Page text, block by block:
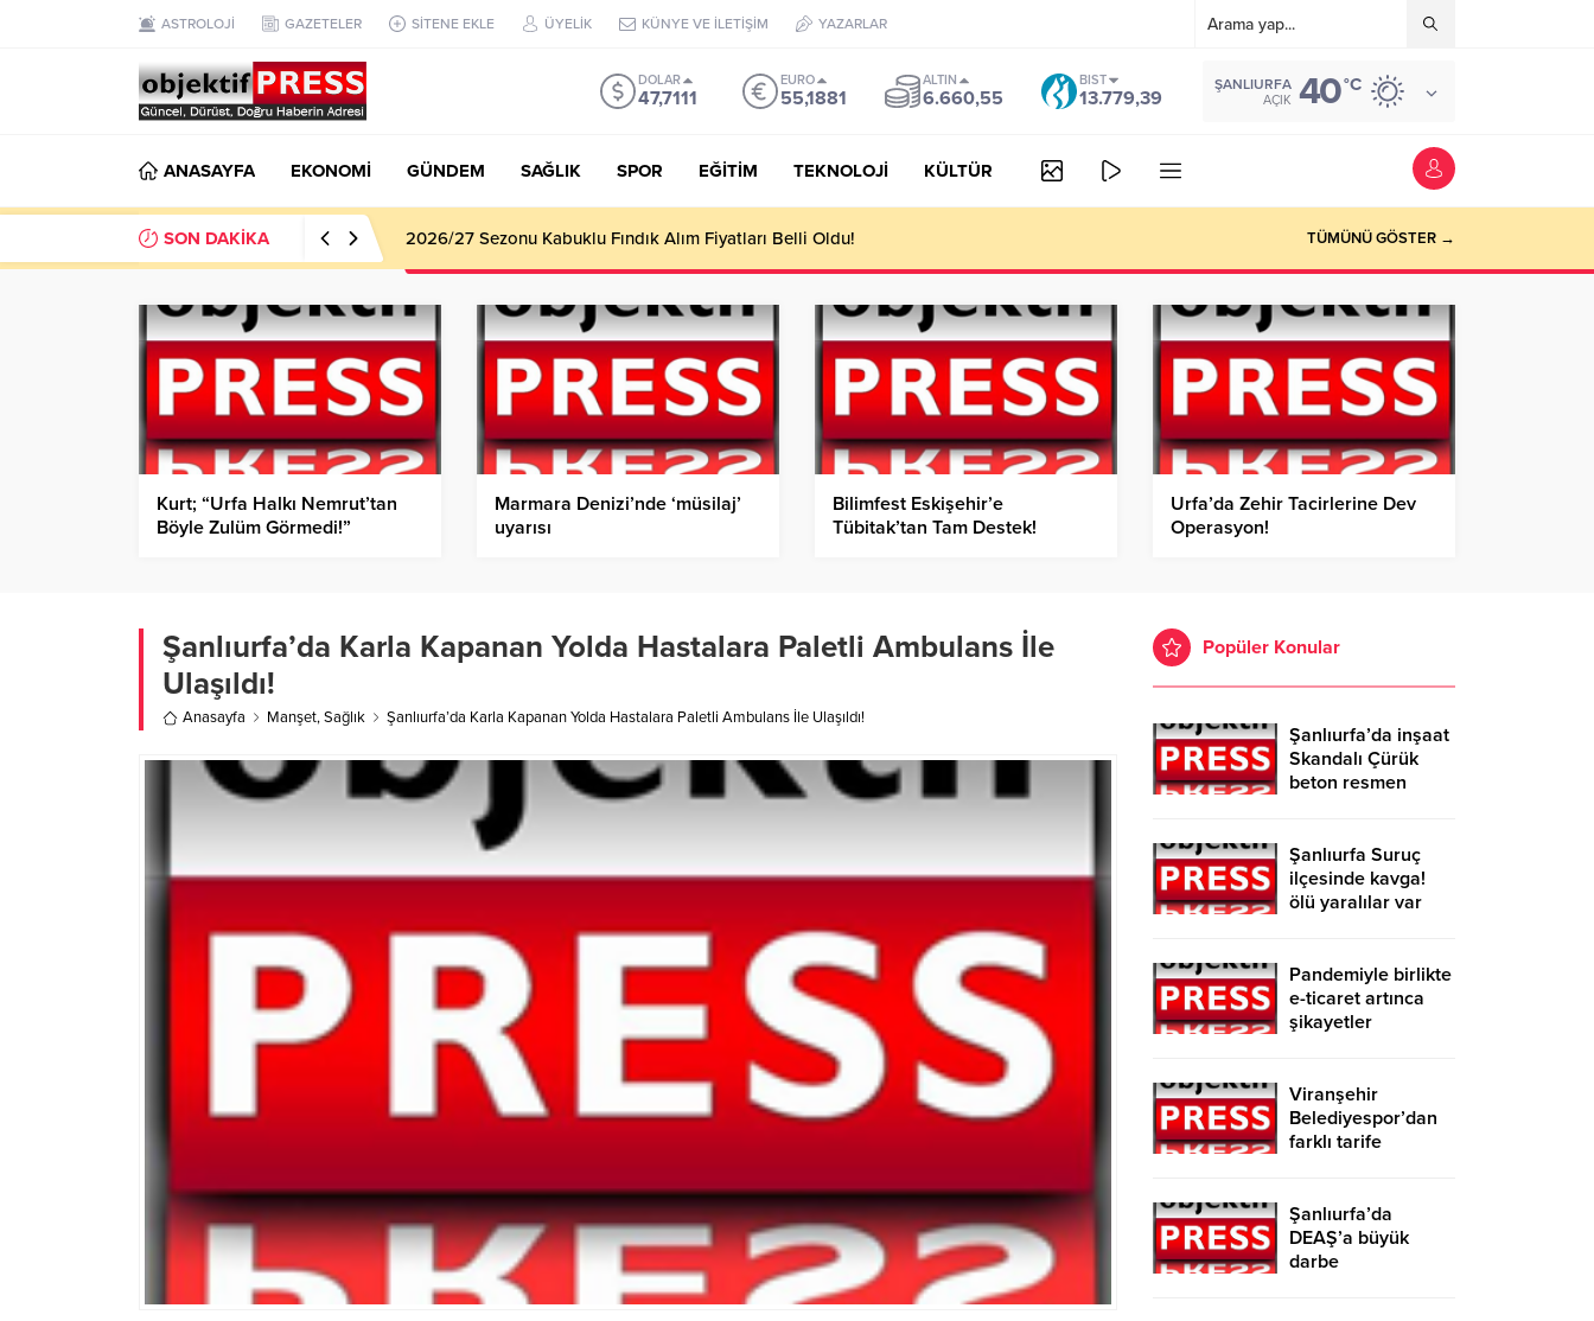
ASTROLOJİ GAZETELER SİTENE EKLE ÜYELİK KÜNYE VE İLETİŞİM YAZARLAR
DOLAR
47,7111
EURO
55,1881
ALTIN
6.660,55
BIST
13.779,39
ŞANLIURFA
AÇIK 40°C
ANASAYFA EKONOMİ GÜNDEM SAĞLIK SPOR EĞİTİM TEKNOLOJİ KÜLTÜR
SON DAKİKA Haliliye Belediyesi Her Gün 4 Bin 898 Kişiye Sıcak Yemek Ulaştırıyor! TÜMÜNÜ GÖSTER →
Kurt; “Urfa Halkı Nemrut’tan
Böyle Zulüm Görmedi!”
Marmara Denizi’nde ‘müsilaj’
uyarısı
Bilimfest Eskişehir’e
Tübitak’tan Tam Destek!
Urfa’da Zehir Tacirlerine Dev
Operasyon!
Şanlıurfa’da Karla Kapanan Yolda Hastalara Paletli Ambulans İle
Ulaşıldı!
Anasayfa Manşet,Sağlık Şanlıurfa’da Karla Kapanan Yolda Hastalara Paletli Ambulans İle Ulaşıldı!
Popüler Konular
Şanlıurfa’da inşaat
Skandalı Çürük
beton resmen
Şanlıurfa Suruç
ilçesinde kavga!
ölü yaralılar var
Pandemiyle birlikte
e-ticaret artınca
şikayetler
Viranşehir
Belediyespor’dan
farklı tarife
Şanlıurfa’da
DEAŞ’a büyük
darbe